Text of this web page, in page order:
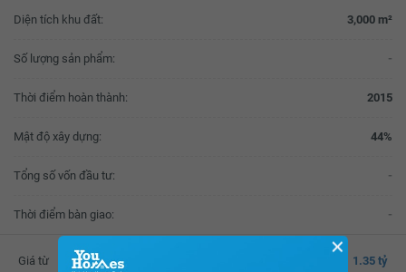
Diện tích khu đất: 3,000 m²
Số lượng sản phẩm: -
Thời điểm hoàn thành: 2015
Mật độ xây dựng: 44%
Tổng số vốn đầu tư: -
Thời điểm bàn giao: -
Giá từ 1.35 tỷ
✕